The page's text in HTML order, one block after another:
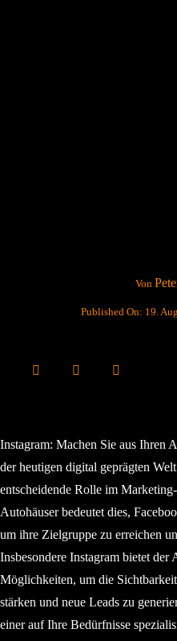
Von
Published On: 19.
Instagram: Machen Sie aus Ihren
der heutigen digital geprägten
entscheidende Rolle im
Autohäuser bedeutet dies,
um ihre Zielgruppe zu erreichen
Insbesondere Instagram bietet
Möglichkeiten, um die
stärken und neue Leads zu
einer auf Ihre Bedürfnisse